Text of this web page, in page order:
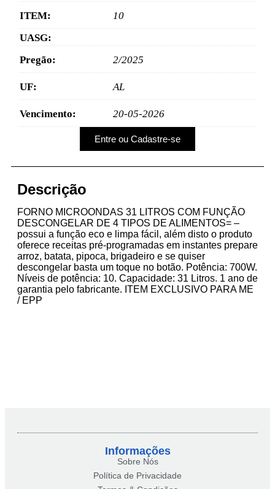
ITEM:
10
UASG:
Pregão:
2/2025
UF: AL
Vencimento: 20-05-2026
Entre ou Cadastre-se
Descrição
FORNO MICROONDAS 31 LITROS COM FUNÇÃO
DESCONGELAR DE 4 TIPOS DE ALIMENTOS= –
possui a função eco e limpa fácil, além disto o produto
oferece receitas pré-programadas em instantes prepare
arroz, batata, pipoca, brigadeiro e se quiser
descongelar basta um toque no botão. Potência: 700W.
Níveis de potência: 10. Capacidade: 31 Litros. 1 ano de
garantia pelo fabricante. ITEM EXCLUSIVO PARA ME
/ EPP
Informações
Sobre Nós
Política de Privacidade